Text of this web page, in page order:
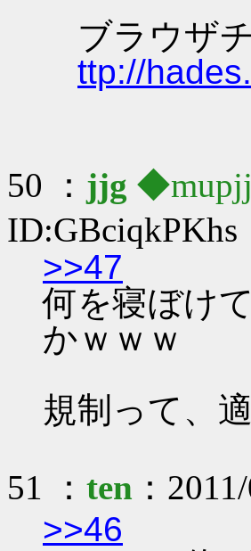
ブラウザ
ttp://
50 ： jjg
ID:GBciqkPKhs
>>47
何を寝ぼけ
かｗｗｗ
規制って、
51 ： ten ：
>>46